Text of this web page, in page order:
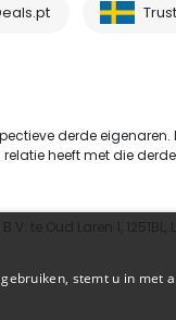
derde eigenaren.
heeft met die
stemt u in met